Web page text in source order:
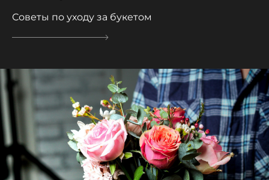
Советы по уходу за букетом